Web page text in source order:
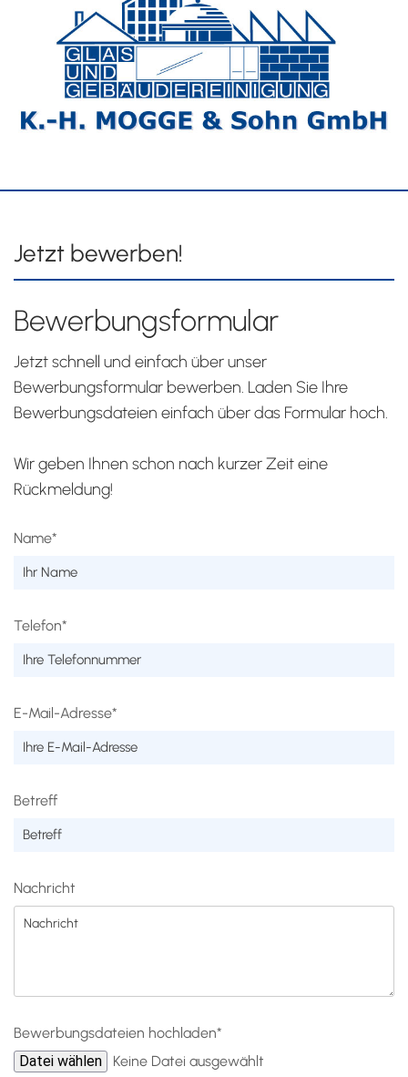
Jetzt bewerben!
Bewerbungsformular
Jetzt schnell und einfach über unser
Bewerbungsformular bewerben. Laden Sie Ihre
Bewerbungsdateien einfach über das Formular hoch.
Wir geben Ihnen schon nach kurzer Zeit eine
Rückmeldung!
Name*
Telefon*
E-Mail-Adresse*
Betreff
Nachricht
Bewerbungsdateien hochladen*
Datei wählen
Keine Datei ausgewählt